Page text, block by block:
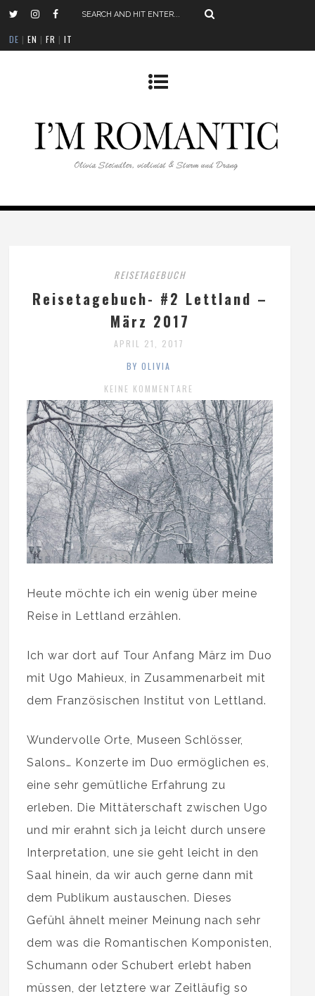
DE |EN |FR |IT
REISETAGEBUCH
Reisetagebuch- #2 Lettland –
März 2017
APRIL 21, 2017
BY OLIVIA
KEINE KOMMENTARE
Heute möchte ich ein wenig über meine
Reise in Lettland erzählen.
Ich war dort auf Tour Anfang März im Duo
mit Ugo Mahieux, in Zusammenarbeit mit
dem Französischen Institut von Lettland.
Wundervolle Orte, Museen Schlösser,
Salons… Konzerte im Duo ermöglichen es,
eine sehr gemütliche Erfahrung zu
erleben. Die Mittäterschaft zwischen Ugo
und mir erahnt sich ja leicht durch unsere
Interpretation, une sie geht leicht in den
Saal hinein, da wir auch gerne dann mit
dem Publikum austauschen. Dieses
Gefühl ähnelt meiner Meinung nach sehr
dem was die Romantischen Komponisten,
Schumann oder Schubert erlebt haben
müssen, der letztere war Zeitläufig so